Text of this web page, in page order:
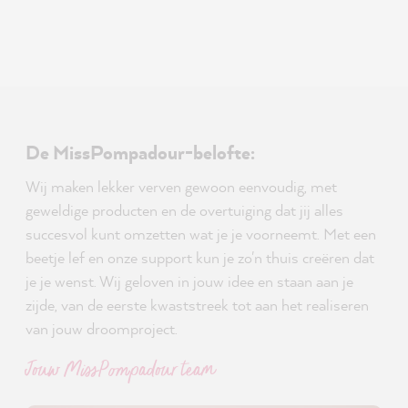
De MissPompadour-belofte:
Wij maken lekker verven gewoon eenvoudig, met
geweldige producten en de overtuiging dat jij alles
succesvol kunt omzetten wat je je voorneemt. Met een
beetje lef en onze support kun je zo'n thuis creëren dat
je je wenst. Wij geloven in jouw idee en staan aan je
zijde, van de eerste kwaststreek tot aan het realiseren
van jouw droomproject.
Jouw MissPompadour team